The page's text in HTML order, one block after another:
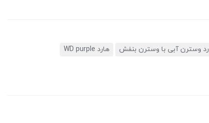
وسترن آبی با وسترن بنفش
هارد WD purple